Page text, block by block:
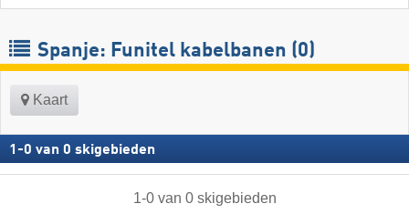
Spanje: Funitel kabelbanen (0)
Kaart
1 -0 van 0 skigebieden
1-0van 0 skigebieden